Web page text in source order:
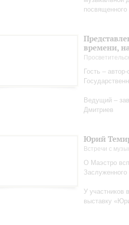
времени,
Гость –
Ведущий –
Дмитриев
Юрий
Встречи с
О Маэстро
У участников
выставку